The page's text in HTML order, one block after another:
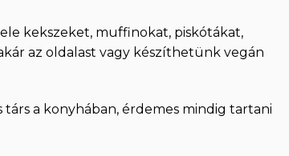
kekszeket, muffinokat, piskótákat,
az oldalast vagy készíthetünk vegán
a konyhában, érdemes mindig tartani